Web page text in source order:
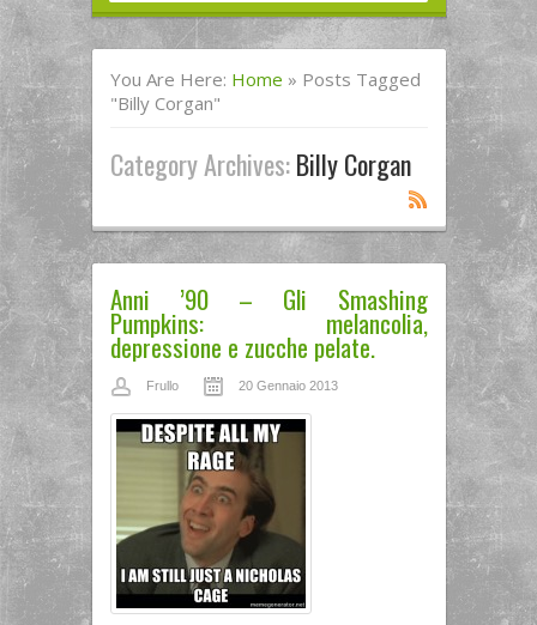
You Are Here: Home » Posts Tagged
"billy Corgan"
Category Archives:Billy Corgan
Anni ’90 – Gli Smashing
Pumpkins: melancolia,
depressione e zucche pelate.
Frullo 20 Gennaio 2013